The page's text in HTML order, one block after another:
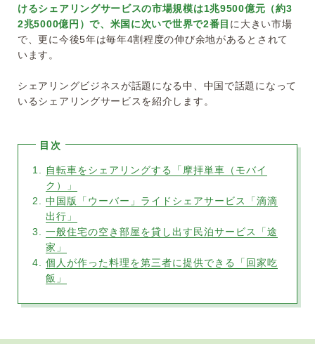
けるシェアリングサービスの市場規模は1兆9500億元（約3
2兆5000億円）で、米国に次いで世界で2番目 に大きい市場
で、更に今後5年は毎年4割程度の伸び余地があるとされて
います。
シェアリングビジネスが話題になる中、中国で話題になって
いるシェアリングサービスを紹介します。
自転車をシェアリングする「摩拝単車（モバイ
ク）」
中国版「ウーバー」ライドシェアサービス「滴滴
出行」
一般住宅の空き部屋を貸し出す民泊サービス「途
家」
個人が作った料理を第三者に提供できる「回家吃
飯」